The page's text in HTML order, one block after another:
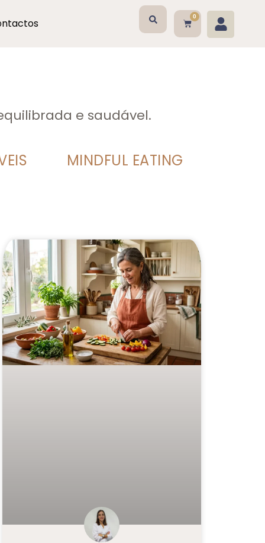
0
e saudável.
MINDFUL EATING